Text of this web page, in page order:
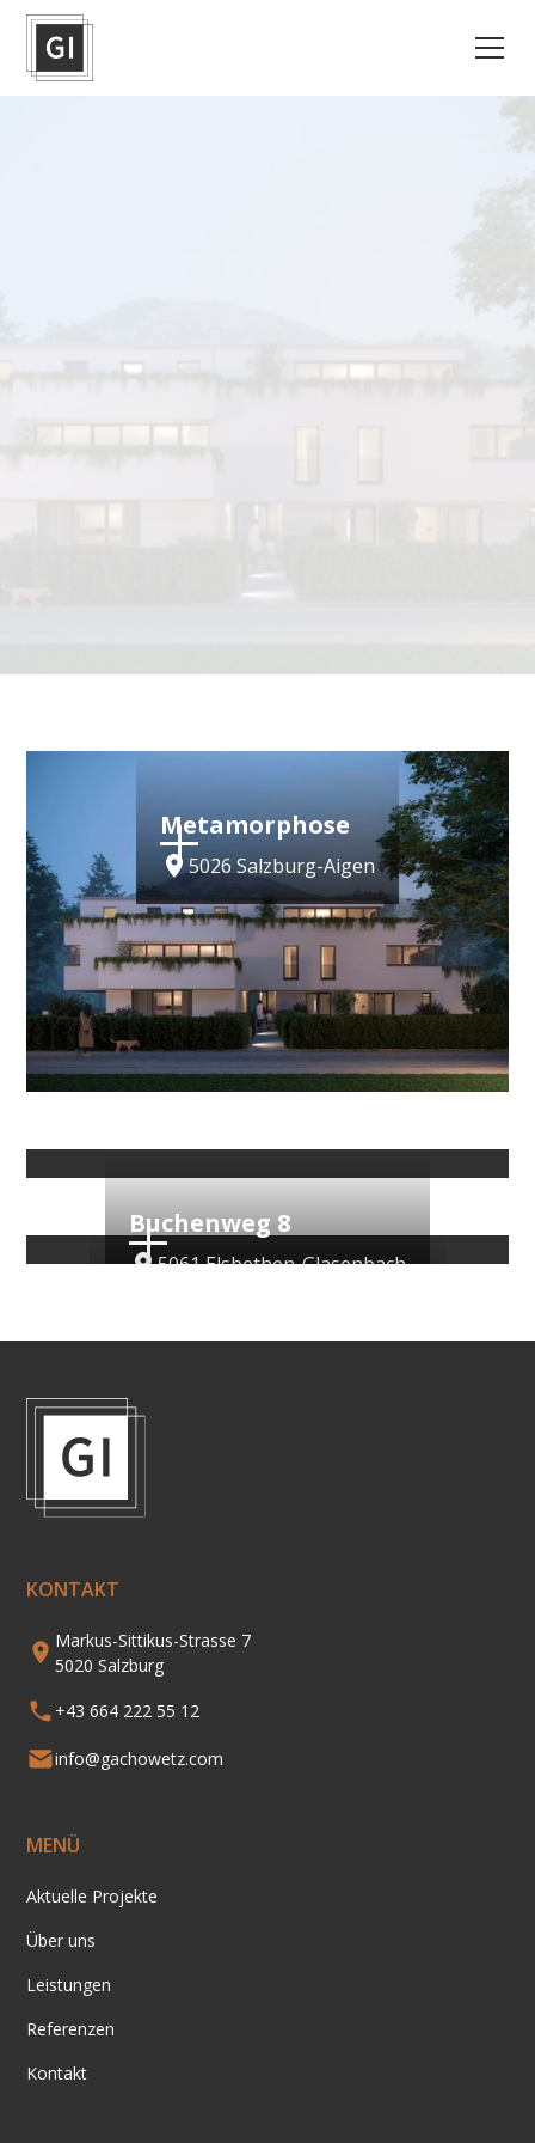
ZUM VERKAUF
Metamor­phose
5026 Salzburg-Aigen
ZUM VERKAUF
Buchenweg 8
5061 Elsbethen-Glasenbach
KONTAKT
Markus-Sittikus-Strasse 7
5020 Salzburg
+43 664 222 55 12
info@gachowetz.com
MENÜ
Aktuelle Projekte
Über uns
Leistungen
Referenzen
Kontakt